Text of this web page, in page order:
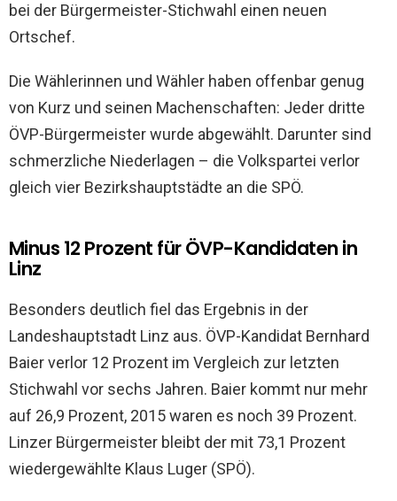
bei der Bürgermeister-Stichwahl einen neuen
Ortschef.
Die Wählerinnen und Wähler haben offenbar genug
von Kurz und seinen Machenschaften: Jeder dritte
ÖVP-Bürgermeister wurde abgewählt. Darunter sind
schmerzliche Niederlagen – die Volkspartei verlor
gleich vier Bezirkshauptstädte an die SPÖ.
Minus 12 Prozent für ÖVP-Kandidaten in
Linz
Besonders deutlich fiel das Ergebnis in der
Landeshauptstadt Linz aus. ÖVP-Kandidat Bernhard
Baier verlor 12 Prozent im Vergleich zur letzten
Stichwahl vor sechs Jahren. Baier kommt nur mehr
auf 26,9 Prozent, 2015 waren es noch 39 Prozent.
Linzer Bürgermeister bleibt der mit 73,1 Prozent
wiedergewählte Klaus Luger (SPÖ).